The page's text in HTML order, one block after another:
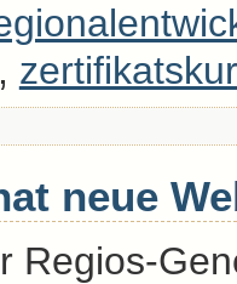
,
neue
Regios-